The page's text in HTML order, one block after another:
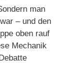
man
– und den
oben rauf
Mechanik